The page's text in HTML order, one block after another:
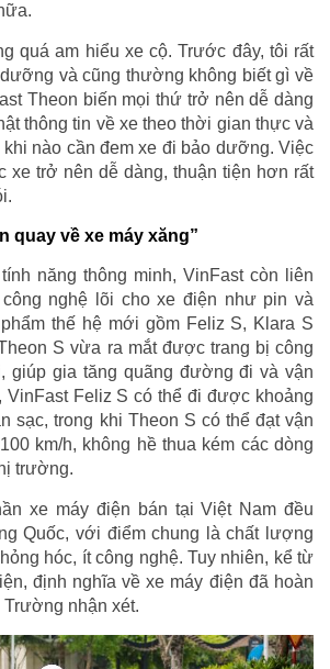
quá am hiểu xe cộ. Trước đây, tôi rất
và cũng thường không biết gì về
Theon biến mọi thứ trở nên dễ dàng
thông tin về xe theo thời gian thực và
nào cần đem xe đi bảo dưỡng. Việc
xe trở nên dễ dàng, thuận tiện hơn rất
quay về xe máy xăng”
năng thông minh, VinFast còn liên
nghệ lõi cho xe điện như pin và
thế hệ mới gồm Feliz S, Klara S
S vừa ra mắt được trang bị công
giúp gia tăng quãng đường đi và vận
VinFast Feliz S có thể đi được khoảng
sạc, trong khi Theon S có thể đạt vận
km/h, không hề thua kém các dòng
trường.
xe máy điện bán tại Việt Nam đều
Quốc, với điểm chung là chất lượng
hóc, ít công nghệ. Tuy nhiên, kể từ
định nghĩa về xe máy điện đã hoàn
Trường nhận xét.